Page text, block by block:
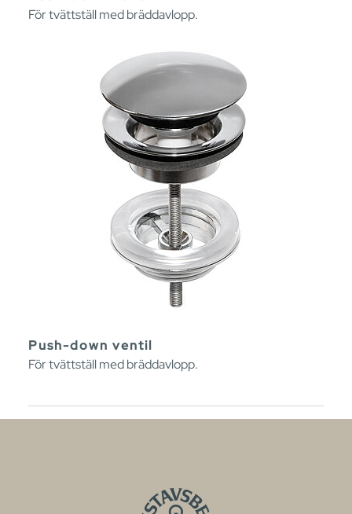
För tvättställ med bräddavlopp.
Push-down ventil
För tvättställ med bräddavlopp.